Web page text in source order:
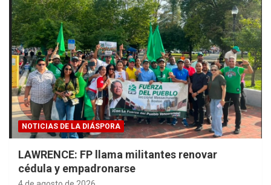
NOTICIAS DE LA DIÁSPORA
LAWRENCE: FP llama militantes renovar
cédula y empadronarse